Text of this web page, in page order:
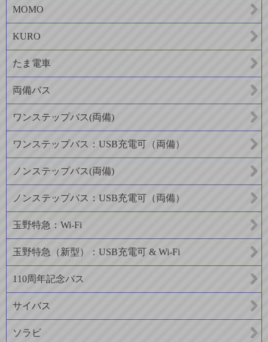
MOMO
KURO
たま電車
両備バス
ワンステップバス(両備)
ワンステップバス：USB充電可（両備）
ノンステップバス(両備)
ノンステップバス：USB充電可（両備）
玉野特急：Wi-Fi
玉野特急（新型）：USB充電可 & Wi-Fi
110周年記念バス
サイバス
ソラビ